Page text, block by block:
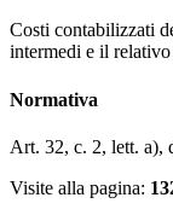
Costi contabilizzati
intermedi e il
Normativa
Art. 32, c. 2, lett. a),
Visite alla pagina: